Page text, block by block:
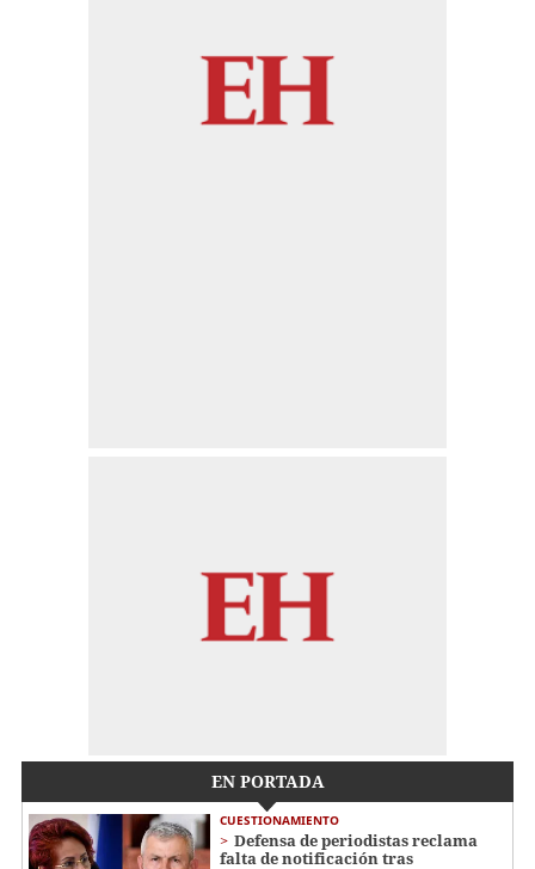
EN PORTADA
CUESTIONAMIENTO
Defensa de periodistas reclama
falta de notificación tras